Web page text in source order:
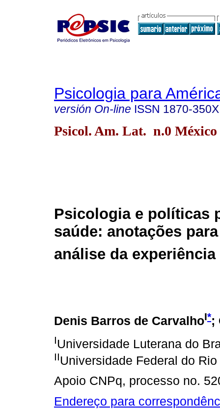
Psicologia para
versión On-line ISSN 1870-350X
Psicol. Am. Lat. n.0 México
Psicologia e políticas
saúde: anotações
análise da
Denis Barros de CarvalhoI*;
IUniversidade Luterana do
IIUniversidade Federal do
Apoio CNPq, processo no.
Endereço para